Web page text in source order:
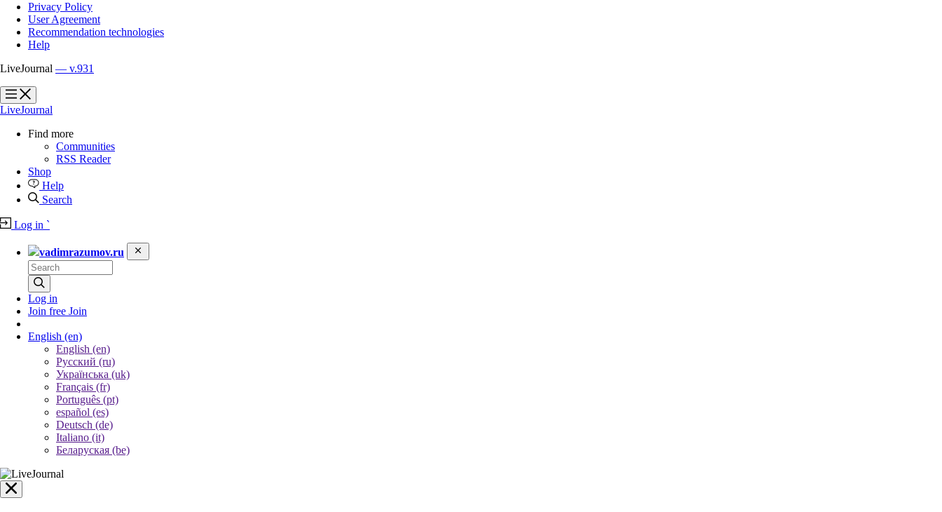
Privacy Policy
User Agreement
Recommendation technologies
Help
LiveJournal — v.931
?
?
LiveJournal
Find more
Communities
RSS Reader
Shop
Help
Search
Log in `
vadimrazumov.ru
Log in
Join free Join
English (en)
English (en)
Русский (ru)
Українська (uk)
Français (fr)
Português (pt)
español (es)
Deutsch (de)
Italiano (it)
Беларуская (be)